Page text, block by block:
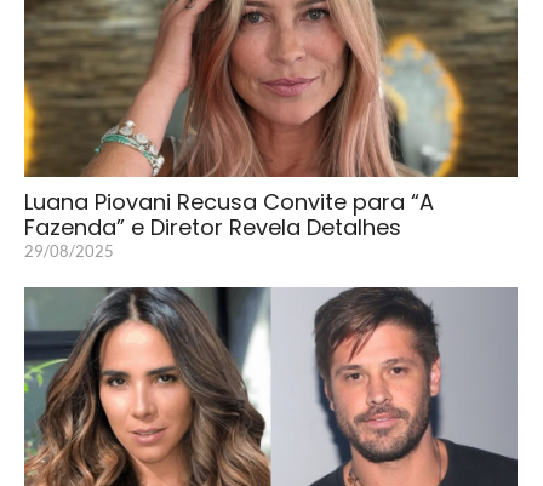
Luana Piovani Recusa Convite para “A
Fazenda” e Diretor Revela Detalhes
29/08/2025